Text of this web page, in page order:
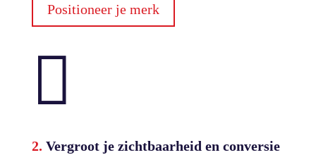
Positioneer je merk

2. Vergroot je zichtbaarheid en conversie